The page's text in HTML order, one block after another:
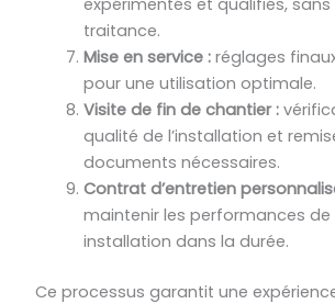
traitance.
Mise en service :réglages
pour une utilisation optimale.
Visite de fin de chantier :
qualité de l’installation et
documents nécessaires.
Contrat d’entretien
maintenir les performances de
installation dans la durée.
Ce processus garantit une